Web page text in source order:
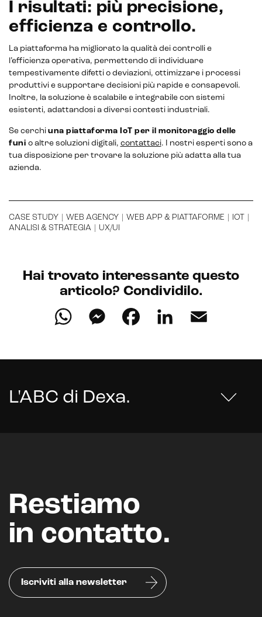
CRM & email marketing
Sistemi di loyalty
Hubspot
Marketing automation
Intelligenza Artificiale e AR VR -
Metaverso
IoT (Internet of Things)
I risultati: più precisione,
efficienza e controllo.
La piattaforma ha migliorato la qualità dei controlli e
l’efficienza operativa, permettendo di individuare
tempestivamente difetti o deviazioni, ottimizzare i processi
produttivi e supportare decisioni più rapide e consapevoli.
Inoltre, la soluzione è scalabile e integrabile con sistemi
esistenti, adattandosi a diversi contesti industriali.
Se cerchi una piattaforma IoT per il monitoraggio delle
funi o altre soluzioni digitali, contattaci. I nostri esperti sono a
tua disposizione per trovare la soluzione più adatta alla tua
azienda.
CASE STUDY WEB AGENCY WEB APP & PIATTAFORME IOT
ANALISI & STRATEGIA
UX/UI
Hai trovato interessante questo
articolo? Condividilo.
WhatsApp
Messenger
Facebook
LinkedIn
L'ABC di Dexa.
Restiamo
in contatto.
Iscriviti alla newsletter